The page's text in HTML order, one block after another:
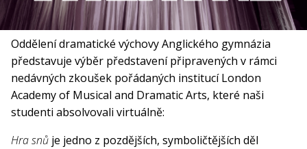
Oddělení dramatické výchovy Anglického gymnázia
představuje výběr představení připravených v rámci
nedávných zkoušek pořádaných institucí London
Academy of Musical and Dramatic Arts, které naši
studenti absolvovali virtuálně:
Hra snů je jedno z pozdějších, symboličtějších děl